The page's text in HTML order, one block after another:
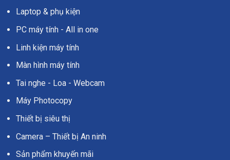
Laptop & phụ kiện
PC máy tính - All in one
Linh kiện máy tính
Màn hình máy tính
Tai nghe - Loa - Webcam
Máy Photocopy
Thiết bị siêu thị
Camera – Thiết bị An ninh
Sản phẩm khuyến mãi